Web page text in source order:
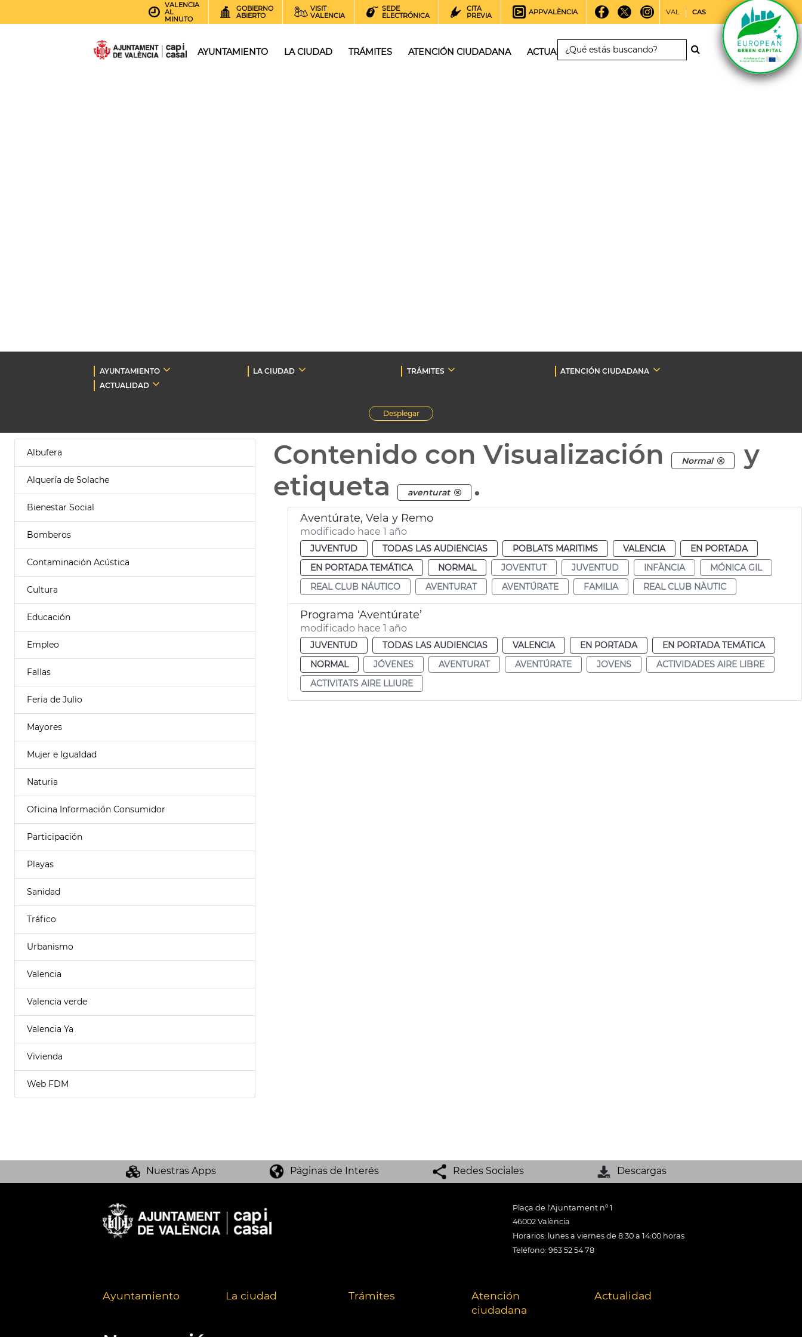
VALENCIA
AL
MINUTO
GOBIERNO
ABIERTO
VISIT
VALENCIA
SEDE
ELECTRÓNICA
CITA
PREVIA
APPVALÈNCIA VAL CAS
AYUNTAMIENTO LA CIUDAD TRÁMITES ATENCIÓN CIUDADANA ACTUALIDAD
AYUNTAMIENTO LA CIUDAD TRÁMITES
ATENCIÓN CIUDADANA
ACTUALIDAD
Desplegar
Albufera
Alquería de Solache
Bienestar Social
Bomberos
Contaminación Acústica
Cultura
Educación
Empleo
Fallas
Feria de Julio
Mayores
Mujer e Igualdad
Naturia
Oficina Información Consumidor
Participación
Playas
Sanidad
Tráfico
Urbanismo
Valencia
Valencia verde
Valencia Ya
Vivienda
Web FDM
Contenido con Visualización Normal
y
etiqueta
aventurat .
Aventúrate, Vela y Remo
modificado hace 1 año
JUVENTUD TODAS LAS AUDIENCIAS POBLATS MARITIMS VALENCIA
EN PORTADA
EN PORTADA TEMÁTICA
NORMAL JOVENTUT JUVENTUD INFÀNCIA
MÓNICA GIL
REAL CLUB NÁUTICO
AVENTURAT AVENTÚRATE FAMILIA REAL CLUB NÀUTIC
Programa ‘Aventúrate’
modificado hace 1 año
JUVENTUD TODAS LAS AUDIENCIAS VALENCIA EN PORTADA
EN PORTADA TEMÁTICA
NORMAL
JÓVENES AVENTURAT AVENTÚRATE JOVENS
ACTIVIDADES AIRE LIBRE
ACTIVITATS AIRE LLIURE
Nuestras Apps Páginas de Interés Redes Sociales Descargas
Plaça de l'Ajuntament nº 1
46002 València
Horarios: lunes a viernes de 8:30 a 14:00 horas
Teléfono: 963 52 54 78
Ayuntamiento La ciudad Trámites
Atención
ciudadana
Actualidad